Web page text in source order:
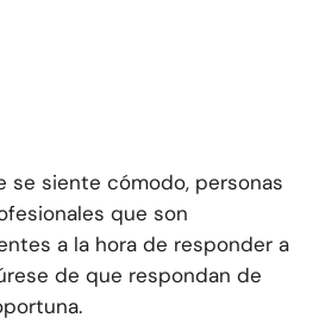
se siente cómodo, personas
que son
a la hora de responder a
de que respondan de